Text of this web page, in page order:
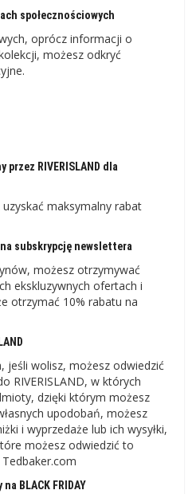
społecznościowych
oprócz informacji o
możesz odkryć
przez RIVERISLAND dla
uzyskać maksymalny rabat
na subskrypcję newslettera
możesz otrzymywać
ekskluzywnych ofertach i
otrzymać 10% rabatu na
jeśli wolisz, możesz odwiedzić
RIVERISLAND, w których
dzięki którym możesz
upodobań, możesz
i wyprzedaże lub ich wysyłki,
możesz odwiedzić to
BLACK FRIDAY